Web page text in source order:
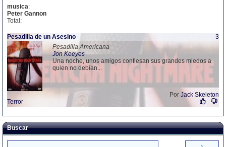
musica:
Peter Gannon
Total:
Pesadilla de un Asesino
3
Pesadilla Americana
Jon Keeyes
Una noche, unos amigos confiesan sus grandes miedos a
quien no debían...
Por Jack Skeleton
Terror
Buscar